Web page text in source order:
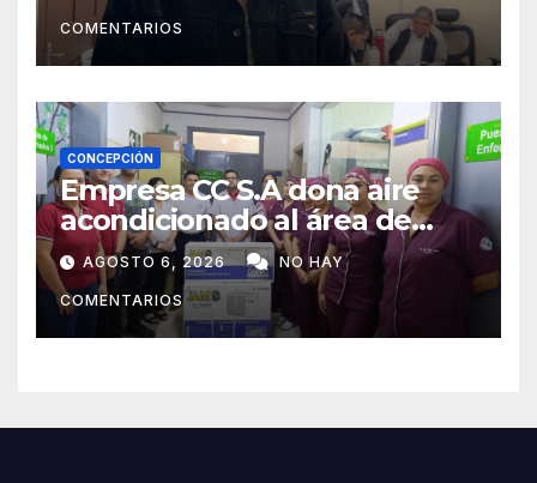
COMENTARIOS
CONCEPCIÓN
Empresa CC S.A dona aire
acondicionado al área de
maternidad del IPS de
Concepción
AGOSTO 6, 2026 NO HAY
COMENTARIOS